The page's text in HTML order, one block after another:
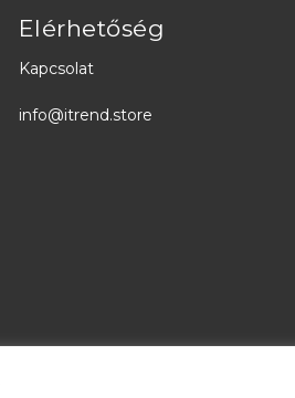
Elérhetőség
Kapcsolat
info@itrend.store